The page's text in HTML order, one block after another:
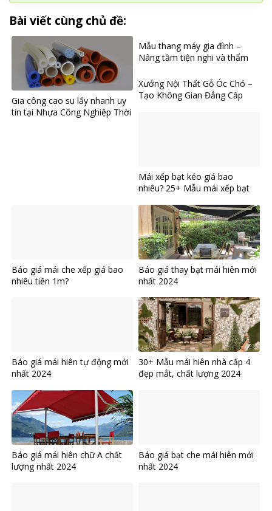
Bài viết cùng chủ đề:
Gia công cao su lấy nhanh uy
tín tại Nhựa Công Nghiệp Thời
Mẫu thang máy gia đình –
Nâng tầm tiện nghi và thẩm
đại
Xưởng Nội Thất Gỗ Óc Chó –
Tạo Không Gian Đẳng Cấp
Mái xếp bạt kéo giá bao
nhiêu? 25+ Mẫu mái xếp bạt
Báo giá mái che xếp giá bao
nhiêu tiền 1m?
Báo giá thay bạt mái hiên mới
nhất 2024
Báo giá mái hiên tự động mới
nhất 2024
30+ Mẫu mái hiên nhà cấp 4
đẹp mắt, chất lượng 2024
Báo giá mái hiên chữ A chất
lượng nhất 2024
Báo giá bạt che mái hiên mới
nhất 2024